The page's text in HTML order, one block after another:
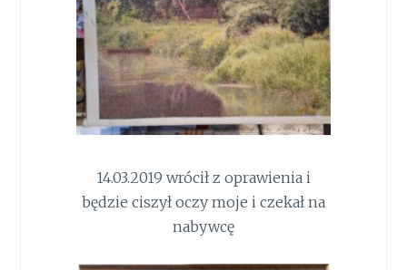
14.03.2019 wrócił z oprawienia i
będzie ciszył oczy moje i czekał na
nabywcę